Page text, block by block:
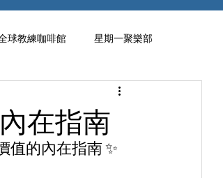
球教練咖啡館 星期一聚樂部
ESG X 家族辦公室
在指南
值的內在指南 ✨